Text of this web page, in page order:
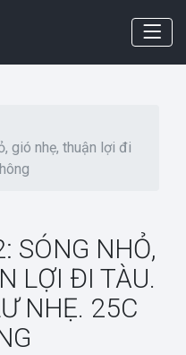
gió nhẹ, thuận lợi đi
SÓNG NHỎ,
LỢI ĐI TÀU.
NHẸ. 25C